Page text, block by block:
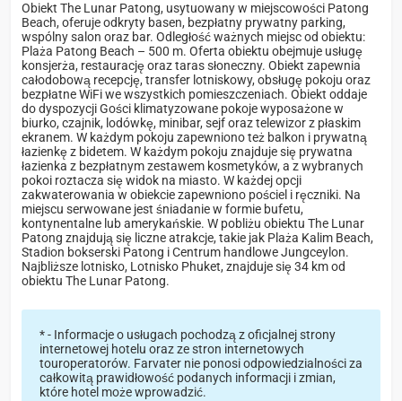
Obiekt The Lunar Patong, usytuowany w miejscowości Patong
Beach, oferuje odkryty basen, bezpłatny prywatny parking,
wspólny salon oraz bar. Odległość ważnych miejsc od obiektu:
Plaża Patong Beach – 500 m. Oferta obiektu obejmuje usługę
konsjerża, restaurację oraz taras słoneczny. Obiekt zapewnia
całodobową recepcję, transfer lotniskowy, obsługę pokoju oraz
bezpłatne WiFi we wszystkich pomieszczeniach. Obiekt oddaje
do dyspozycji Gości klimatyzowane pokoje wyposażone w
biurko, czajnik, lodówkę, minibar, sejf oraz telewizor z płaskim
ekranem. W każdym pokoju zapewniono też balkon i prywatną
łazienkę z bidetem. W każdym pokoju znajduje się prywatna
łazienka z bezpłatnym zestawem kosmetyków, a z wybranych
pokoi roztacza się widok na miasto. W każdej opcji
zakwaterowania w obiekcie zapewniono pościel i ręczniki. Na
miejscu serwowane jest śniadanie w formie bufetu,
kontynentalne lub amerykańskie. W pobliżu obiektu The Lunar
Patong znajdują się liczne atrakcje, takie jak Plaża Kalim Beach,
Stadion bokserski Patong i Centrum handlowe Jungceylon.
Najbliższe lotnisko, Lotnisko Phuket, znajduje się 34 km od
obiektu The Lunar Patong.
* - Informacje o usługach pochodzą z oficjalnej strony
internetowej hotelu oraz ze stron internetowych
touroperatorów. Farvater nie ponosi odpowiedzialności za
całkowitą prawidłowość podanych informacji i zmian,
które hotel może wprowadzić.